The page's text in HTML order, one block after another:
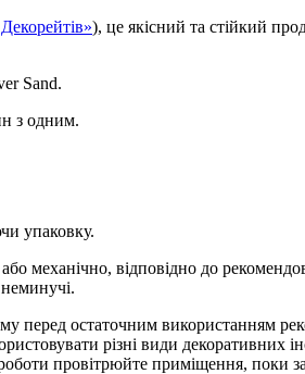
), це якісний та стійкий
Sand.
з одним.
упаковку.
механічно, відповідно до
перед остаточним використанням
різні види декоративних
провітрюйте приміщення, поки